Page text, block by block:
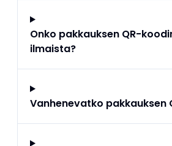
Onko pakkauksen QR-
ilmaista?
Vanhenevatko pakkauksen